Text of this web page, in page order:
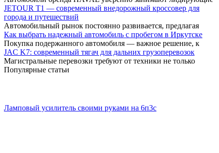
JETOUR T1 — современный внедорожный кроссовер для
города и путешествий
Автомобильный рынок постоянно развивается, предлагая
Как выбрать надежный автомобиль с пробегом в Иркутске
Покупка подержанного автомобиля — важное решение, к
JAC K7: современный тягач для дальних грузоперевозок
Магистральные перевозки требуют от техники не только
Популярные статьи
Ламповый усилитель своими руками на 6п3с